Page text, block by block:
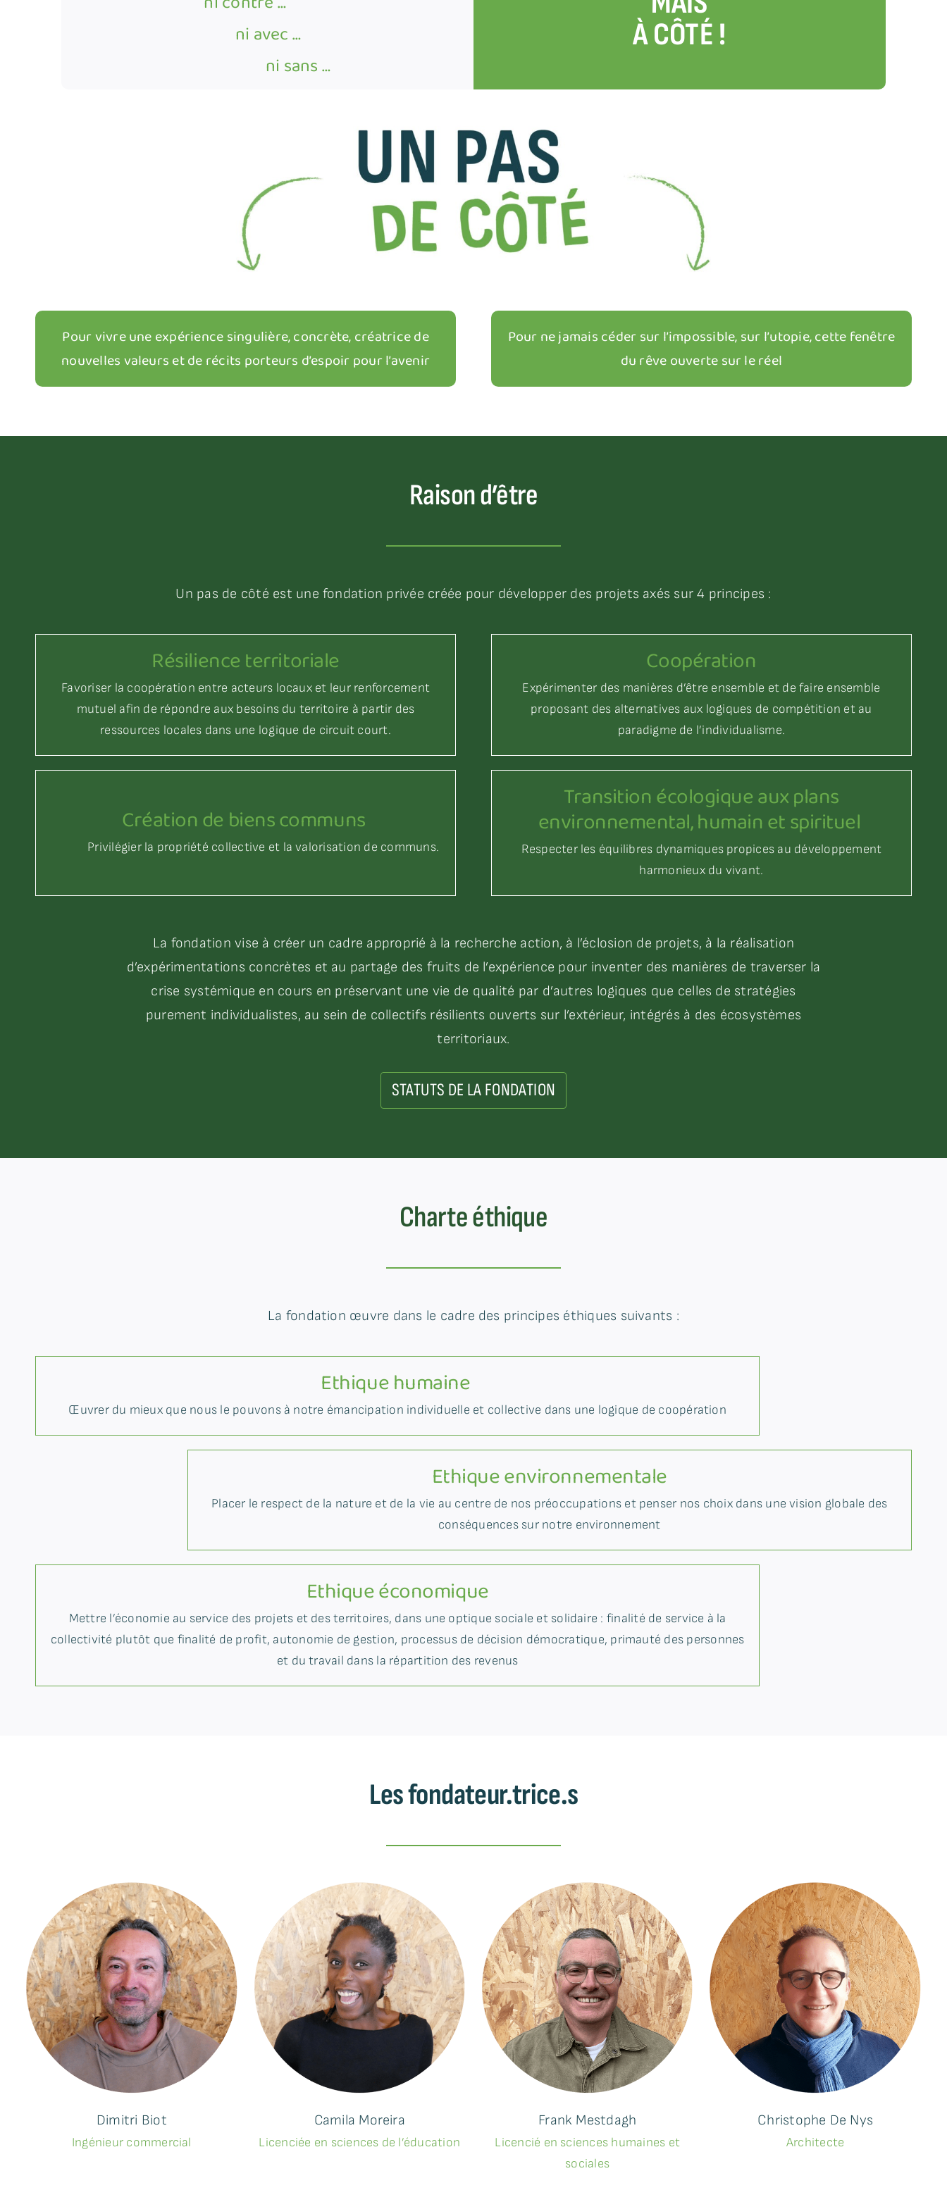
ni avec …
ni sans …
À CÔTÉ !
Pour vivre une expérience singulière, concrète, créatrice de
nouvelles valeurs et de récits porteurs d’espoir pour l’avenir
Pour ne jamais céder sur l’impossible, sur l’utopie, cette fenêtre
du rêve ouverte sur le réel
Raison d’être
Un pas de côté est une fondation privée créée pour développer des projets axés sur 4 principes :
Résilience territoriale
Favoriser la coopération entre acteurs locaux et leur renforcement
mutuel afin de répondre aux besoins du territoire à partir des
ressources locales dans une logique de circuit court.
Coopération
Expérimenter des manières d’être ensemble et de faire ensemble
proposant des alternatives aux logiques de compétition et au
paradigme de l’individualisme.
Création de biens communs
Privilégier la propriété collective et la valorisation de communs.
Transition écologique aux plans
environnemental, humain et spirituel
Respecter les équilibres dynamiques propices au développement
harmonieux du vivant.
La fondation vise à créer un cadre approprié à la recherche action, à l’éclosion de projets, à la réalisation
d’expérimentations concrètes et au partage des fruits de l’expérience pour inventer des manières de traverser la
crise systémique en cours en préservant une vie de qualité par d’autres logiques que celles de stratégies
purement individualistes, au sein de collectifs résilients ouverts sur l’extérieur, intégrés à des écosystèmes
territoriaux.
STATUTS DE LA FONDATION
Charte éthique
La fondation œuvre dans le cadre des principes éthiques suivants :
Ethique humaine
Œuvrer du mieux que nous le pouvons à notre émancipation individuelle et collective dans une logique de coopération
Ethique environnementale
Placer le respect de la nature et de la vie au centre de nos préoccupations et penser nos choix dans une vision globale des
conséquences sur notre environnement
Ethique économique
Mettre l’économie au service des projets et des territoires, dans une optique sociale et solidaire : finalité de service à la
collectivité plutôt que finalité de profit, autonomie de gestion, processus de décision démocratique, primauté des personnes
et du travail dans la répartition des revenus
Les fondateur.trice.s
Dimitri Biot
Ingénieur commercial
Camila Moreira
Licenciée en sciences de l’éducation
Frank Mestdagh
Licencié en sciences humaines et
sociales
Christophe De Nys
Architecte